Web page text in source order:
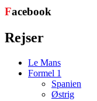
Facebook
Rejser
Le Mans
Formel 1
Spanien
Østrig